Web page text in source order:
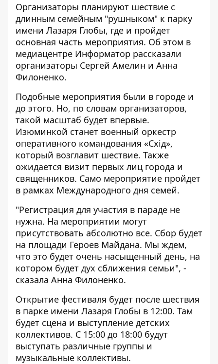
Организаторы планируют шествие с
длинным семейным "рушныком" к парку
имени Лазаря Глобы, где и пройдет
основная часть мероприятия. Об этом в
медиацентре Информатор рассказали
организаторы Сергей Амелин и Анна
Филоненко.
Подобные мероприятия были в городе и
до этого. Но, по словам организаторов,
такой масштаб будет впервые.
Изюминкой станет военный оркестр
оперативного командования «Схід»,
который возглавит шествие. Также
ожидается визит первых лиц города и
священников. Само мероприятие пройдет
в рамках Международного дня семей.
"Регистрация для участия в параде не
нужна. На мероприятии могут
присутствовать абсолютно все. Сбор будет
на площади Героев Майдана. Мы ждем,
что это будет очень насыщенный день, на
котором будет дух сближения семьи", -
сказала Анна Филоненко.
Открытие фестиваля будет после шествия
в парке имени Лазаря Глобы в 12:00. Там
будет сцена и выступление детских
коллективов. С 15:00 до 18:00 будут
выступать различные группы и
музыкальные коллективы.